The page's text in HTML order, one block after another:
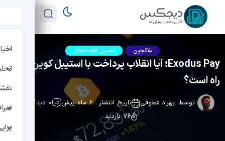
بلاکچین تحلیل فاندامنتال
Exodus Pay؛ آیا انقلاب پرداخت با استیبل کوین‌ها در
راه است؟
توسط :بهراد عطوفی تاریخ انتشار : 6 ماه پیش
0 دیدگاه
76 بازدید